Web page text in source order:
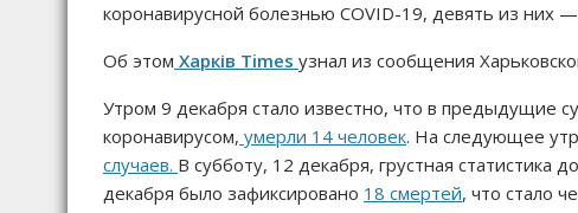
коронавирусной болезнью COVID-19, девять из них
Об этом Харків Times узнал из сообщения
Утром 9 декабря стало известно, что в предыдущие
коронавирусом, умерли 14 человек. На следующее
случаев. В субботу, 12 декабря, грустная статистика
декабря было зафиксировано 18 смертей, что стало